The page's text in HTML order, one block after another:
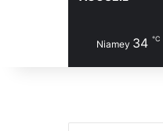
Niamey 34 ℃